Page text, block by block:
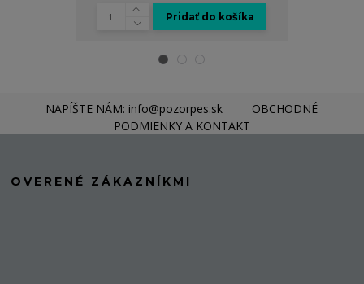
Pridať do košíka
NAPÍŠTE NÁM: info@pozorpes.sk
OBCHODNÉ
PODMIENKY A KONTAKT
OVERENÉ ZÁKAZNÍKMI